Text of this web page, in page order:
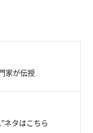
家が伝授
ネタはこちら